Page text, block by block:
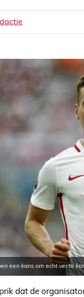
een kans om echt ver te
dat de